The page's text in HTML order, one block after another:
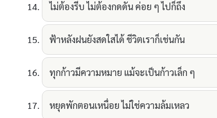
ไม่ต้องรีบ ไม่ต้องกดดัน ค่อย ๆ ไปก็ถึง
ฟ้าหลังฝนยังสดใสได้ ชีวิตเราก็เช่นกัน
ทุกก้าวมีความหมาย แม้จะเป็นก้าวเล็ก ๆ
หยุดพักตอนเหนื่อย ไม่ใช่ความล้มเหลว